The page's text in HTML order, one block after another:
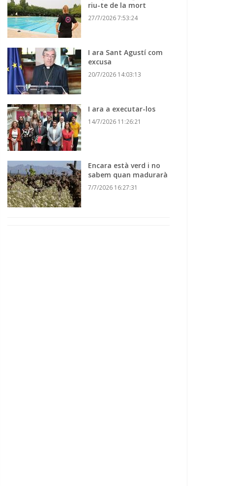
riu-te de la mort
27/7/2026 7:53:24
I ara Sant Agustí com
excusa
20/7/2026 14:03:13
I ara a executar-los
14/7/2026 11:26:21
Encara està verd i no
sabem quan madurarà
7/7/2026 16:27:31